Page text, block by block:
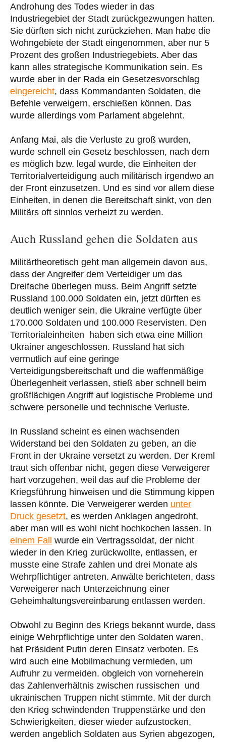
Androhung des Todes wieder in das
Industriegebiet der Stadt zurückgezwungen hatten.
Sie dürften sich nicht zurückziehen. Man habe die
Wohngebiete der Stadt eingenommen, aber nur 5
Prozent des großen Industriegebiets. Aber das
kann alles strategische Kommunikation sein. Es
wurde aber in der Rada ein Gesetzesvorschlag
eingereicht, dass Kommandanten Soldaten, die
Befehle verweigern, erschießen können. Das
wurde allerdings vom Parlament abgelehnt.
Anfang Mai, als die Verluste zu groß wurden,
wurde schnell ein Gesetz beschlossen, nach dem
es möglich bzw. legal wurde, die Einheiten der
Territorialverteidigung auch militärisch irgendwo an
der Front einzusetzen. Und es sind vor allem diese
Einheiten, in denen die Bereitschaft sinkt, von den
Militärs oft sinnlos verheizt zu werden.
Auch Russland gehen die Soldaten aus
Militärtheoretisch geht man allgemein davon aus,
dass der Angreifer dem Verteidiger um das
Dreifache überlegen muss. Beim Angriff setzte
Russland 100.000 Soldaten ein, jetzt dürften es
deutlich weniger sein, die Ukraine verfügte über
170.000 Soldaten und 100.000 Reservisten. Den
Territorialeinheiten haben sich etwa eine Million
Ukrainer angeschlossen. Russland hat sich
vermutlich auf eine geringe
Verteidigungsbereitschaft und die waffenmäßige
Überlegenheit verlassen, stieß aber schnell beim
großflächigen Angriff auf logistische Probleme und
schwere personelle und technische Verluste.
In Russland scheint es einen wachsenden
Widerstand bei den Soldaten zu geben, an die
Front in der Ukraine versetzt zu werden. Der Kreml
traut sich offenbar nicht, gegen diese Verweigerer
hart vorzugehen, weil das auf die Probleme der
Kriegsführung hinweisen und die Stimmung kippen
lassen könnte. Die Verweigerer werden unter
Druck gesetzt, es werden Anklagen angedroht,
aber man will es wohl nicht hochkochen lassen. In
einem Fall wurde ein Vertragssoldat, der nicht
wieder in den Krieg zurückwollte, entlassen, er
musste eine Strafe zahlen und drei Monate als
Wehrpflichtiger antreten. Anwälte berichteten, dass
Verweigerer nach Unterzeichnung einer
Geheimhaltungsvereinbarung entlassen werden.
Obwohl zu Beginn des Kriegs bekannt wurde, dass
einige Wehrpflichtige unter den Soldaten waren,
hat Präsident Putin deren Einsatz verboten. Es
wird auch eine Mobilmachung vermieden, um
Aufruhr zu vermeiden. obgleich von vorneherein
das Zahlenverhältnis zwischen russischen und
ukrainischen Truppen nicht stimmte. Mit der durch
den Krieg schwindenden Truppenstärke und den
Schwierigkeiten, dieser wieder aufzustocken,
werden angeblich Soldaten aus Syrien abgezogen,